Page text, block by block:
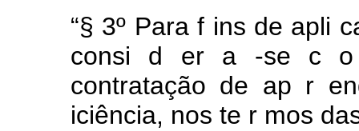
“§ 3º Paraf ins de apli
consi d er a -se c
contratação de ap r
iciência, nos te r mos